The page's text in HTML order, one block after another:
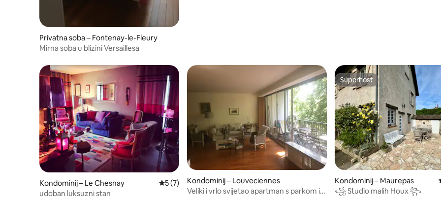
Privatna soba – Fontenay-le-Fleury
Mirna soba u blizini Versaillesa
Kondominij – Le Chesnay Prosječna ocjena: 5/5, recenzija: 7
5 (7)
udoban luksuzni stan
Kondominij – Louveciennes
Veliki i vrlo svijetao apartman s parkom i
Superhost
Superhost
Kondominij – Maurepas
꧁ Studio malih Houx ꧂